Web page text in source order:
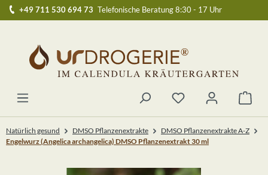
Zum Hauptinhalt springen
+49 711 530 694 73 Telefonische Beratung 8:30 - 17 Uhr
Du hast 0 Produkte
Natürlich gesund DMSO Pflanzenextrakte
DMSO Pflanzenextrakte A-Z
Engelwurz (Angelica archangelica) DMSO Pflanzenextrakt 30 ml